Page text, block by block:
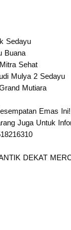
Sedayu
Buana
Sehat
Mulya 2 Sedayu
Mutiara
Emas Ini!
Juga Untuk
DEKAT